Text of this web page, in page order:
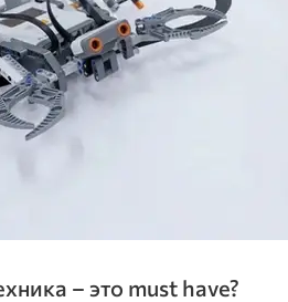
– это must have?